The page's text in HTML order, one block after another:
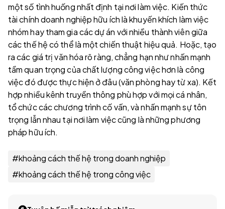
một số tình huống nhất định tại nơi làm việc. Kiến thức
tài chính doanh nghiệp hữu ích là khuyến khích làm việc
nhóm hay tham gia các dự án với nhiều thành viên giữa
các thế hệ có thể là một chiến thuật hiệu quả. Hoặc, tạo
ra các giá trị văn hóa rõ ràng, chẳng hạn như nhấn mạnh
tầm quan trọng của chất lượng công việc hơn là công
việc đó được thực hiện ở đâu (văn phòng hay từ xa). Kết
hợp nhiều kênh truyền thông phù hợp với mọi cá nhân,
tổ chức các chương trình cố vấn, và nhấn mạnh sự tôn
trọng lẫn nhau tại nơi làm việc cũng là những phương
pháp hữu ích.
#khoảng cách thế hệ trong doanh nghiệp
#khoảng cách thế hệ trong công việc